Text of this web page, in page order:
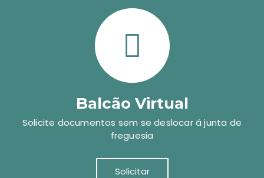
Balcão Virtual
Solicite documentos sem se deslocar á junta de
freguesia
Solicitar